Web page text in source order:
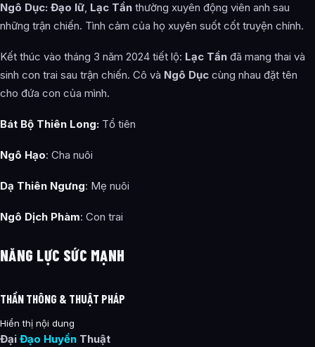
Ngô Dục: Đạo lữ, Lạc Tần thường xuyên động viên anh sau
những trận chiến. Tình cảm của họ xuyên suốt cốt truyện chính.
Kết thúc vào tháng 3 năm 2024 tiết lộ: Lạc Tần đã mang thai và
sinh con trai sau trận chiến. Cô và Ngô Dục cùng nhau đặt tên
cho đứa con của mình.
Bát Bộ Thiên Long: Tổ tiên
Ngô Hạo: Cha nuôi
Dạ Thiên Ngưng: Mẹ nuôi
Ngô Dịch Phàm: Con trai
NĂNG LỰC SỨC MẠNH
THẦN THÔNG & THUẬT PHÁP
Hiển thị nội dung
Đại Đạo Huyền Thuật